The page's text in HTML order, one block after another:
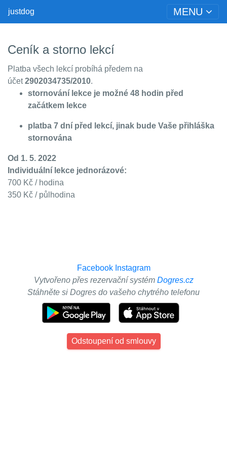
justdog MENU
Ceník a storno lekcí
Platba všech lekcí probíhá předem na
účet2902034735/2010.
stornování lekce je možné 48 hodin před
začátkem lekce
platba 7 dní před lekcí, jinak bude Vaše přihláška
stornována
Od 1. 5. 2022
Individuální lekce jednorázové:
700 Kč / hodina
350 Kč / půlhodina
Facebook Instagram
Vytvořeno přes rezervační systém Dogres.cz
Stáhněte si Dogres do vašeho chytrého telefonu
Odstoupení od smlouvy